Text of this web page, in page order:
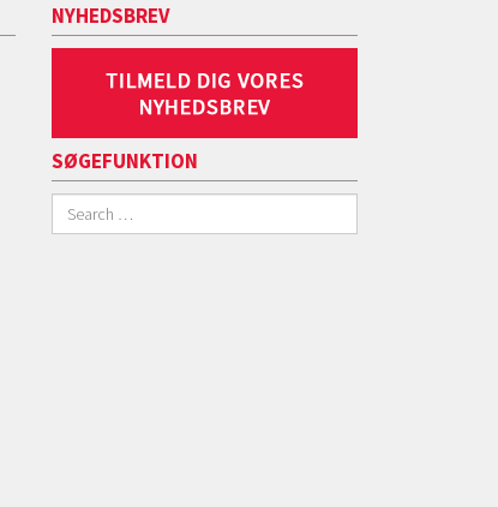
NYHEDSBREV
SØGEFUNKTION